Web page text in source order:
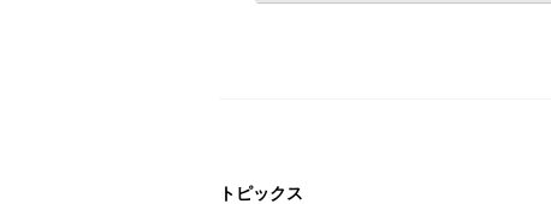
トピックス